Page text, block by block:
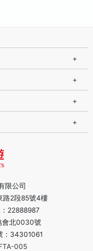
限公司
路2段85號4樓
22888987
會北0030號
：34301061
005